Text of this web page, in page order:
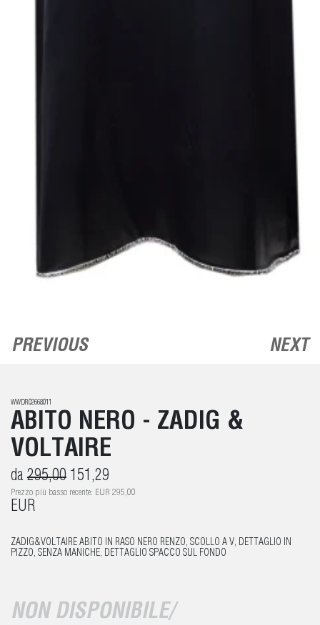
PREVIOUS NEXT
WWDR02668011
ABITO NERO - ZADIG &
VOLTAIRE
da 295,00 151,29
Prezzo più basso recente: EUR 295,00
EUR
ZADIG&VOLTAIRE ABITO IN RASO NERO RENZO, SCOLLO A V, DETTAGLIO IN
PIZZO, SENZA MANICHE, DETTAGLIO SPACCO SUL FONDO
NON DISPONIBILE/